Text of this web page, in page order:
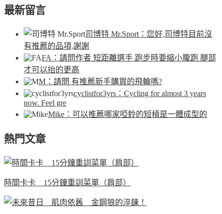
最新留言
司博特 Mr.Sport ：您好,司博特目前沒
有推薦的品項,謝謝
FA ：請問作者 短距離選手 跑步時要縮小腹跑 腿部
才可以抬的更高
M ：請問 有推薦新手購買的飛輪嗎?
cyclistfor3yrs ：Cycling for almost 3 years
now. Feel gre
Mike ：可以推薦哪家啞鈴的短槓是一體成型的
熱門文章
時間卡卡 15分鐘重訓菜單（肩部）